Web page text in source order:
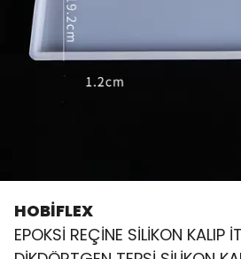
HOBİFLEX
EPOKSİ REÇİNE SİLİKON KALIP